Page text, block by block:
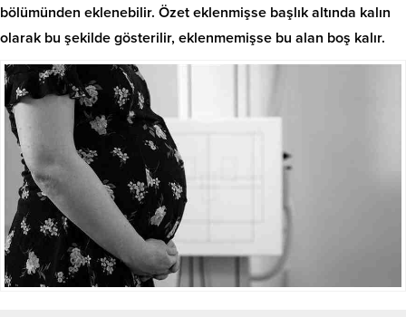
bölümünden eklenebilir. Özet eklenmişse başlık altında kalın
olarak bu şekilde gösterilir, eklenmemişse bu alan boş kalır.